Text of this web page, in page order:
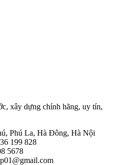
xây dựng chính hãng, uy tín,
Phú La, Hà Đông, Hà Nội
199 828
5678